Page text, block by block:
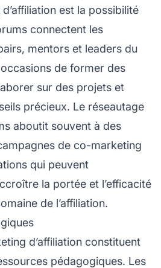
est la possibilité
connectent les
mentors et leaders du
de former des
sur des projets et
précieux. Le réseautage
aboutit souvent à des
de co-marketing
qui peuvent
la portée et l’efficacité
de l’affiliation.
d’affiliation constituent
pédagogiques. Les